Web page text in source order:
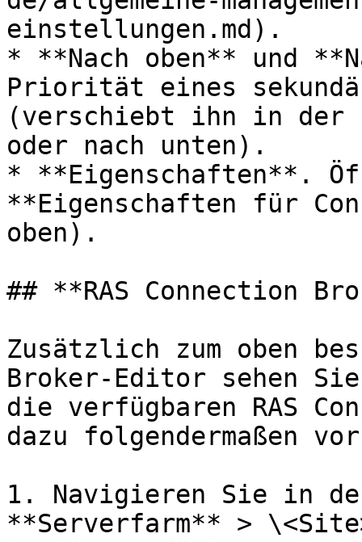
einstellungen.md).
* **Nach oben** und
Priorität eines
(verschiebt ihn in der
oder nach unten).
* **Eigenschaften**.
**Eigenschaften für
oben).
## **RAS Connection
Zusätzlich zum oben
Broker-Editor sehen
die verfügbaren RAS
dazu folgendermaßen
1. Navigieren Sie in
**Serverfarm** >